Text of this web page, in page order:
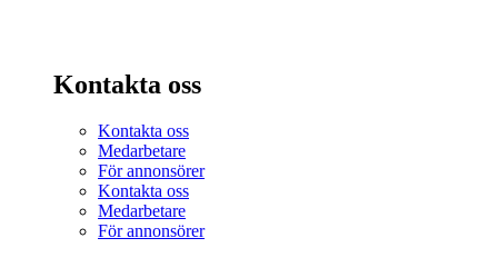
Kontakta oss
Kontakta oss
Medarbetare
För annonsörer
Kontakta oss
Medarbetare
För annonsörer